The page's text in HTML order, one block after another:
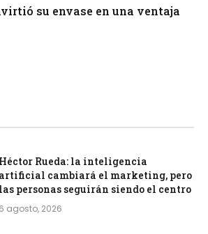
su envase en una ventaja
Héctor Rueda: la inteligencia
artificial cambiará el marketing, pero
las personas seguirán siendo el centro
6 agosto, 2026